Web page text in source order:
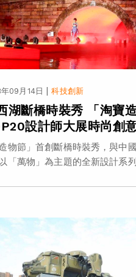
09月14日 | 科技創新
湖斷橋時裝秀 「淘寶
設計師大展時尚創
造物節」首創斷橋時裝秀，與中
「萬物」為主題的全新設計系